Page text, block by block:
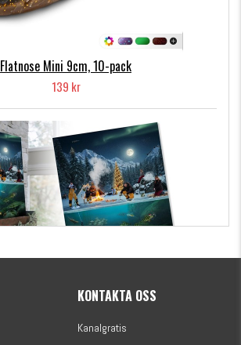
Flatnose Mini 9cm, 10-pack
139 kr
(julkalender)KONTAKTA OSS
Kanalgratis